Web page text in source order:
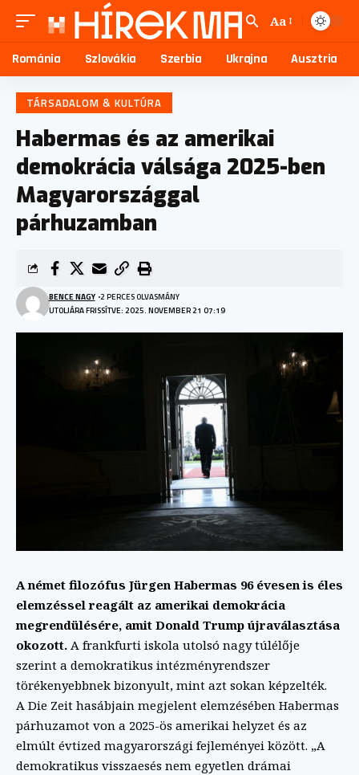
Aa
Románia Szlovákia Szerbia Ukrajna Ausztria
TÁRSADALOM & KULTÚRA
Habermas és az amerikai
demokrácia válsága 2025-ben
Magyarországgal
párhuzamban
UTOLJÁRA FRISSÍTVE: 2025. NOVEMBER 21 07:19
BENCE NAGY 2 PERCES OLVASMÁNY
A német filozófus Jürgen Habermas 96 évesen is éles
elemzéssel reagált az amerikai demokrácia
megrendülésére, amit Donald Trump újraválasztása
okozott. A frankfurti iskola utolsó nagy túlélője
szerint a demokratikus intézményrendszer
törékenyebbnek bizonyult, mint azt sokan képzelték.
A Die Zeit hasábjain megjelent elemzésében Habermas
párhuzamot von a 2025-ös amerikai helyzet és az
elmúlt évtized magyarországi fejleményei között. „A
demokratikus visszaesés nem egyetlen drámai